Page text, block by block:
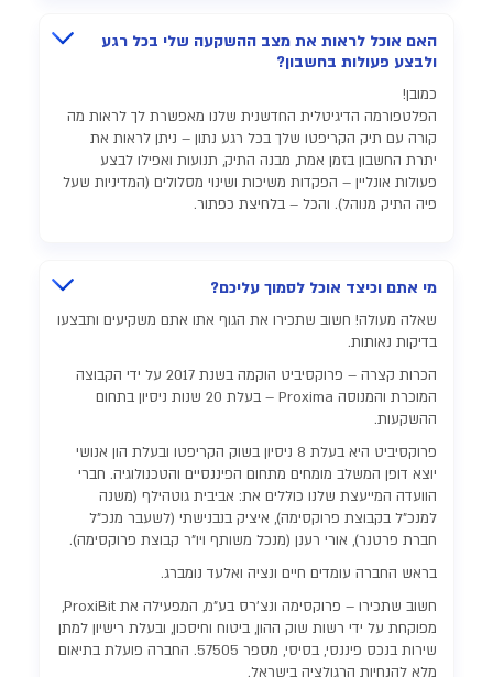
האם אוכל לראות את מצב ההשקעה שלי בכל רגע
ולבצע פעולות בחשבון?
כמובן!
הפלטפורמה הדיגיטלית החדשנית שלנו מאפשרת לך לראות מה
קורה עם תיק הקריפטו שלך בכל רגע נתון – ניתן לראות את
יתרת החשבון בזמן אמת, מבנה התיק, תנועות ואפילו לבצע
פעולות אונליין – הפקדות משיכות ושינוי מסלולים (המדיניות שעל
פיה התיק מנוהל). והכל – בלחיצת כפתור.
מי אתם וכיצד אוכל לסמוך עליכם?
שאלה מעולה! חשוב שתכירו את הגוף אתו אתם משקיעים ותבצעו
בדיקות נאותות.
הכרות קצרה – פרוקסיביט הוקמה בשנת 2017 על ידי הקבוצה
המוכרת והמנוסה Proxima – בעלת 20 שנות ניסיון בתחום
ההשקעות.
פרוקסיביט היא בעלת 8 ניסיון בשוק הקריפטו ובעלת הון אנושי
יוצא דופן המשלב מומחים מתחום הפיננסיים והטכנולוגיה. חברי
הוועדה המייעצת שלנו כוללים את: אביבית גוטהילף (משנה
למנכ"ל בקבוצת פרוקסימה), איציק בנבנישתי (לשעבר מנכ"ל
חברת פרטנר), אורי רענן (מנכל משותף ויו"ר קבוצת פרוקסימה).
בראש החברה עומדים חיים ונציה ואלעד נומברג.
חשוב שתכירו – פרוקסימה ונצ'רס בע"מ, המפעילה את ProxiBit,
מפוקחת על ידי רשות שוק ההון, ביטוח וחיסכון, ובעלת רישיון למתן
שירות בנכס פיננסי, בסיסי, מספר 57505. החברה פועלת בתיאום
מלא להנחיות הרגולציה בישראל.